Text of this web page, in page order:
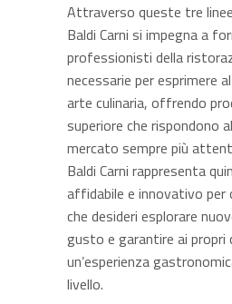
Attraverso queste tre
Baldi Carni si impegna a
professionisti della
necessarie per esprimere
arte culinaria, offrendo
superiore che rispondono
mercato sempre più
Baldi Carni rappresenta
affidabile e innovativo
che desideri esplorare
gusto e garantire ai propri
un’esperienza
livello.